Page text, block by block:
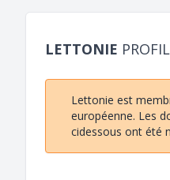
LETTONIE
Lettonie est
européenne. Les
cidessous ont été